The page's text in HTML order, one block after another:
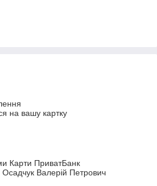
на вашу картку
Карти ПриватБанк
Валерій Петрович